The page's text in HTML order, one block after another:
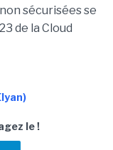
sécurisées se
de la Cloud
le !